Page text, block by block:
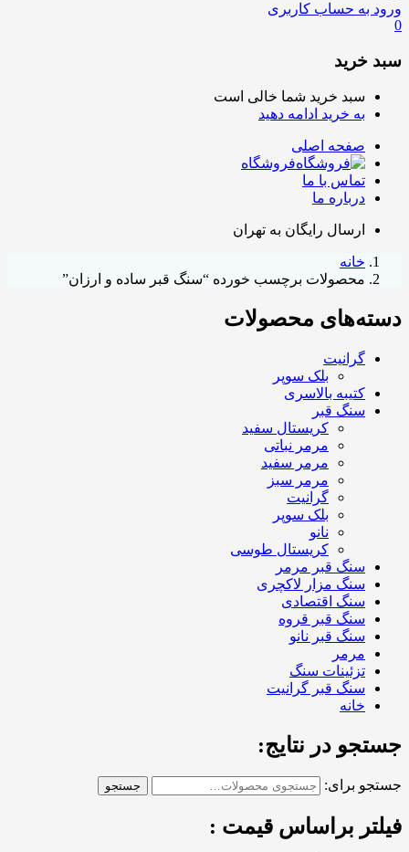
ورود به حساب کاربری
0
سبد خرید
سبد خرید شما خالی است
به خرید ادامه دهید
صفحه اصلی
فروشگاه
تماس با ما
درباره ما
ارسال رایگان به تهران
خانه
محصولات برچسب خورده “سنگ قبر ساده و ارزان”
دسته‌های محصولات
گرانیت
بلک سوپر
کتیبه بالاسری
سنگ قبر
کریستال سفید
مرمر نباتی
مرمر سفید
مرمر سبز
گرانیت
بلک سوپر
نانو
کریستال طوسی
سنگ قبر مرمر
سنگ مزار لاکچری
سنگ اقتصادی
سنگ قبر قروه
سنگ قبر نانو
مرمر
تزئینات سنگ
سنگ قبر گرانیت
خانه
جستجو در نتایج:
جستجو برای: جستجو
فیلتر براساس قیمت :